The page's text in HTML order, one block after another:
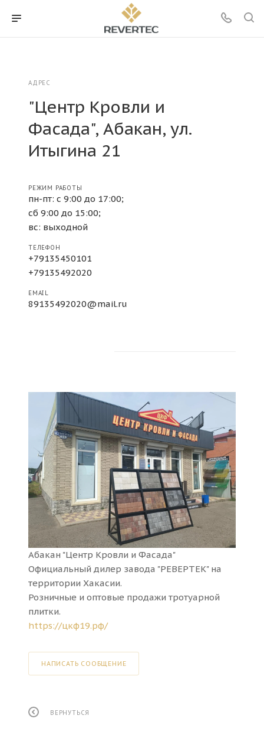
АДРЕС
"Центр Кровли и
Фасада", Абакан, ул.
Итыгина 21
РЕЖИМ РАБОТЫ
пн-пт: с 9:00 до 17:00;
сб 9:00 до 15:00;
вс: выходной
ТЕЛЕФОН
+79135450101
+79135492020
EMAIL
89135492020@mail.ru
Абакан "Центр Кровли и Фасада"
Официальный дилер завода "РЕВЕРТЕК" на
территории Хакасии.
Розничные и оптовые продажи тротуарной
плитки.
https://цкф19.рф/
НАПИСАТЬ СООБЩЕНИЕ
ВЕРНУТЬСЯ